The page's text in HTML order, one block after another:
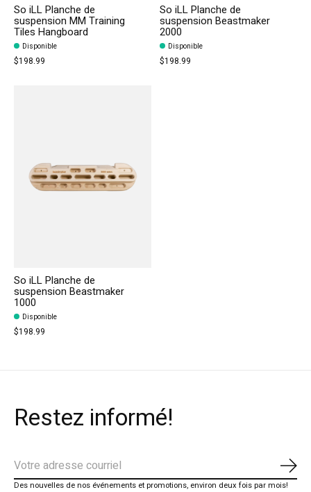
So iLL Planche de
suspension MM Training
Tiles Hangboard
Disponible
$198.99
So iLL Planche de
suspension Beastmaker
2000
Disponible
$198.99
So iLL Planche de
suspension Beastmaker
1000
Disponible
$198.99
Restez informé!
Des nouvelles de nos événements et promotions, environ deux fois par mois!